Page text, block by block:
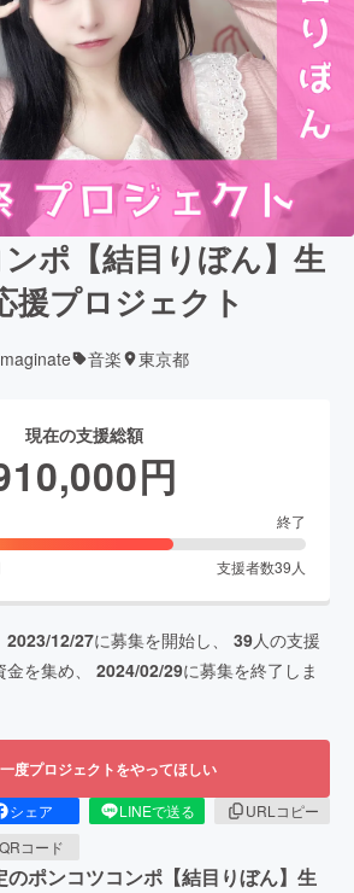
ポ【結目りぼん】生
援プロジェクト
音楽 東京都
現在の支援総額
円
終了
支援者数39 人
2023/12/27に募集を開始し、 39人の支援
金を集め、 2024/02/29に募集を終了しま
度プロジェクトをやってほしい
シェア LINEで送る
URLコピー
QRコード
ポンコツコンポ【結目りぼん】生